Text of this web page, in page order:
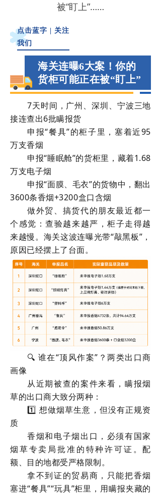
被“盯上”……
点击蓝字 | 关注
我们
海关连曝6大案！你的
货柜可能正在被“盯上”
7天时间，广州、深圳、宁波三地
接连查出6批瞒报货
申报“餐具”的柜子里，塞着近95
万支香烟
申报“睡眠舱”的货柜里，藏着1.68
万支电子烟
申报“面膜、毛衣”的货物中，翻出
3600条香烟+3200盒口含烟
做外贸、搞货代的朋友最近都一
个感觉：查验越来越严，柜子走得越
来越慢。海关这波连曝光带“敲黑板”，
原因已经摆上了台面。
🔍 谁在“顶风作案”？两类出口商
画像
从近期被查的案件来看，瞒报烟
草的出口商大致分两种：
1️⃣ 想做烟草生意，但没有正规资
质
香烟和电子烟出口，必须有国家
烟草专卖局批准的特种许可证。配
额、目的地都受严格限制。
拿不到证的贸易商，只能把香烟
塞进“餐具”“玩具”柜里，用瞒报夹藏的